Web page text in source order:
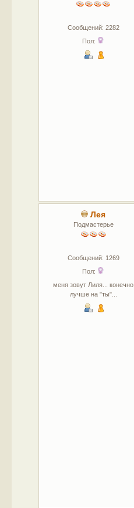
Сообщений: 2282
Пол:
Лея
Подмастерье
Сообщений: 1269
Пол:
меня зовут Лиля... конечно
лучше на "ты"...